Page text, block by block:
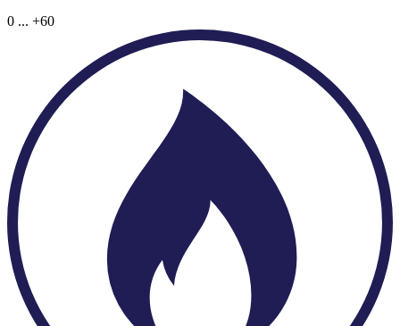
0 ... +60